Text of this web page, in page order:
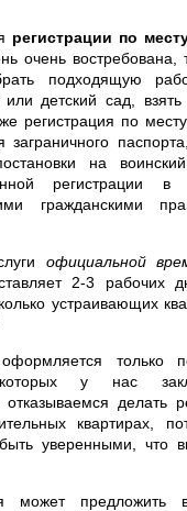
регистрации по
очень
подходящую
детский сад,
регистрация по месту
на
регистрации
гражданскими
официальной
2-3 рабочих
устраивающих
только
которых у нас
отказываемся делать
квартирах,
уверенными, что
может предложить